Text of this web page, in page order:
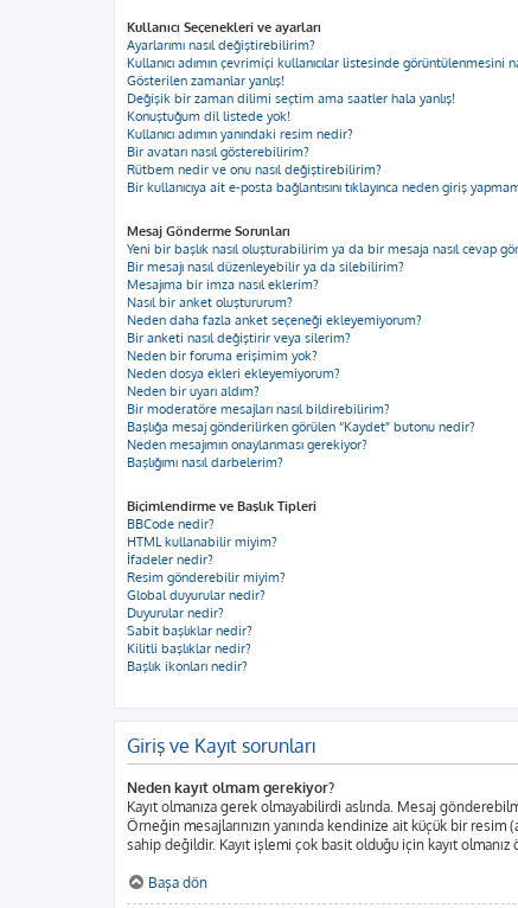
Kullanıcı Seçenekleri ve ayarları
Ayarlarımı nasıl değiştirebilirim?
Kullanıcı adımın çevrimiçi kullanıcılar listesinde görüntülenmesini
Gösterilen zamanlar yanlış!
Değişik bir zaman dilimi seçtim ama saatler hala yanlış!
Konuştuğum dil listede yok!
Kullanıcı adımın yanındaki resim nedir?
Bir avatarı nasıl gösterebilirim?
Rütbem nedir ve onu nasıl değiştirebilirim?
Bir kullanıcıya ait e-posta bağlantısını tıklayınca neden giriş
Mesaj Gönderme Sorunları
Yeni bir başlık nasıl oluşturabilirim ya da bir mesaja nasıl cevap
Bir mesajı nasıl düzenleyebilir ya da silebilirim?
Mesajıma bir imza nasıl eklerim?
Nasıl bir anket oluştururum?
Neden daha fazla anket seçeneği ekleyemiyorum?
Bir anketi nasıl değiştirir veya silerim?
Neden bir foruma erişimim yok?
Neden dosya ekleri ekleyemiyorum?
Neden bir uyarı aldım?
Bir moderatöre mesajları nasıl bildirebilirim?
Başlığa mesaj gönderilirken görülen “Kaydet” butonu nedir?
Neden mesajımın onaylanması gerekiyor?
Başlığımı nasıl darbelerim?
Biçimlendirme ve Başlık Tipleri
BBCode nedir?
HTML kullanabilir miyim?
İfadeler nedir?
Resim gönderebilir miyim?
Global duyurular nedir?
Duyurular nedir?
Sabit başlıklar nedir?
Kilitli başlıklar nedir?
Başlık ikonları nedir?
Giriş ve Kayıt sorunları
Neden kayıt olmam gerekiyor?
Kayıt olmanıza gerek olmayabilirdi aslında. Mesaj
Örneğin mesajlarınızın yanında kendinize ait küçük bir resim
sahip değildir. Kayıt işlemi çok basit olduğu için kayıt olmanız
Başa dön